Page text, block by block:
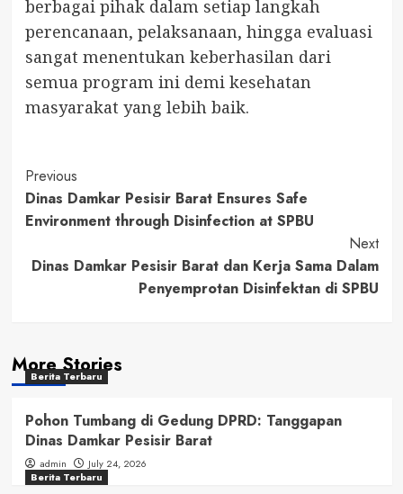
berbagai pihak dalam setiap langkah
perencanaan, pelaksanaan, hingga evaluasi
sangat menentukan keberhasilan dari
semua program ini demi kesehatan
masyarakat yang lebih baik.
Post
Navigation
Previous
Dinas Damkar Pesisir Barat Ensures Safe
Environment through Disinfection at SPBU
Next
Dinas Damkar Pesisir Barat dan Kerja Sama Dalam
Penyemprotan Disinfektan di SPBU
More Stories
Berita Terbaru
Pohon Tumbang di Gedung DPRD: Tanggapan
Dinas Damkar Pesisir Barat
admin
July 24, 2026
Berita Terbaru